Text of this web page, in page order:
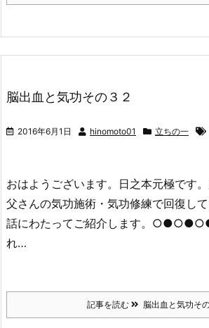
脳出血と気功その３２
2016年6月1日 hinomoto01 立ちの一
おはようございます。日之本元極です
父さんの気功施術・気功修練で回復し
話にわたってご紹介します。
れ…
記事を読む 脳出血と気功そ